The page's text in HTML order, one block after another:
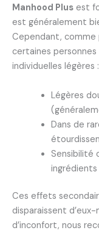
Manhood Plus est
est généralement
Cependant,
certaines
individuelles légères :
Légères
Dans de
Sensibilité
Ces effets
disparaissent
d’inconfort, nous